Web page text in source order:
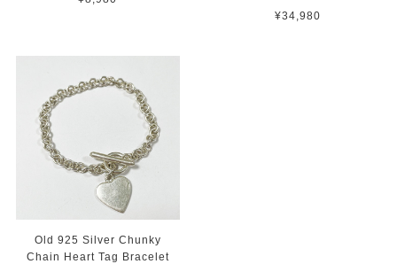
¥34,980
Old 925 Silver Chunky
Chain Heart Tag Bracelet